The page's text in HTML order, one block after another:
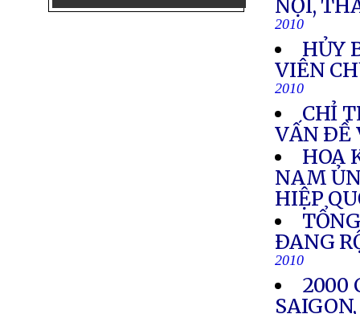
NỘI,
2010
HỦY
VIÊN
2010
CHỈ
VẤN ÐỀ
HOA
NAM
HIỆP
ÐANG
2010
2000